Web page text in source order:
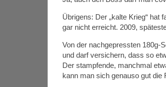
Übrigens: Der „kalte Krieg“ hat
gar nicht erreicht. 2009,
Von der nachgepressten 180g-
und darf versichern, dass so
Der stampfende, manchmal
kann man sich genauso gut die